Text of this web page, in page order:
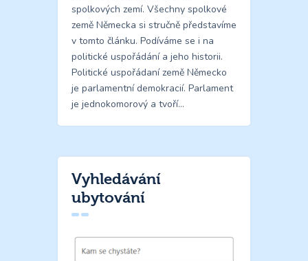
spolkových zemí. Všechny spolkové
země Německa si stručně představíme
v tomto článku. Podíváme se i na
politické uspořádání a jeho historii.
Politické uspořádaní země Německo
je parlamentní demokracií. Parlament
je jednokomorový a tvoří…
Vyhledávání
ubytování